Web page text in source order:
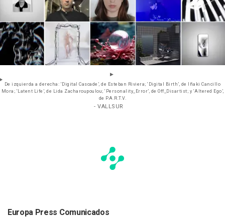
De izquierda a derecha: ‘Digital Cascade’, de Esteban Riviera; ‘Digital Birth’, de Iñaki Cancillo
Mora; ‘Latent Life’, de Lida Zacharoupoulou; ‘Personality_Error’, de Off_Disartist; y ‘Altered Ego’,
de P.A.R.T.V.
- VALLSUR
Europa Press Comunicados